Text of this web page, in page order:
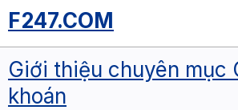
F247.COM
Giới thiệu chuyên mục
khoán